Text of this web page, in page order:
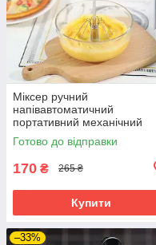
Міксер ручний
напівавтоматичний
портативний механічний
вінчік із нержавіючої сталі
Готово до відправки
170 ₴ 265 ₴
Купити
–33%